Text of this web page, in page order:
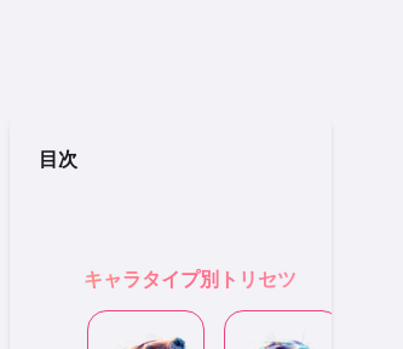
目次
キャラタイプ別トリセツ